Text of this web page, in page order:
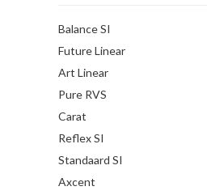
Balance SI
Future Linear
Art Linear
Pure RVS
Carat
Reflex SI
Standaard SI
Axcent